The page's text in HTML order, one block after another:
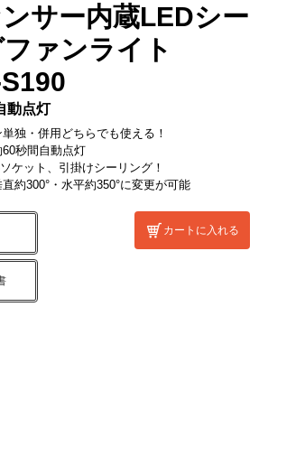
サー内蔵LEDシー
ファンライト
動点灯
独・併用どちらでも使える！
秒間自動点灯
ケット、引掛けシーリング！
約300°・水平約350°に変更が可能
カートに入れる